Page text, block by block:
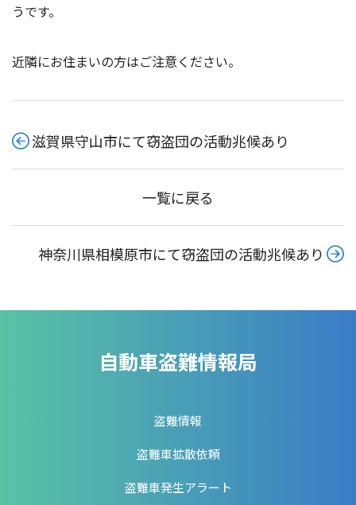
うです。
近隣にお住まいの方はご注意ください。
滋賀県守山市にて窃盗団の活動兆候あり
一覧に戻る
神奈川県相模原市にて窃盗団の活動兆候あり
自動車盗難情報局
盗難情報
盗難車拡散依頼
盗難車発生アラート